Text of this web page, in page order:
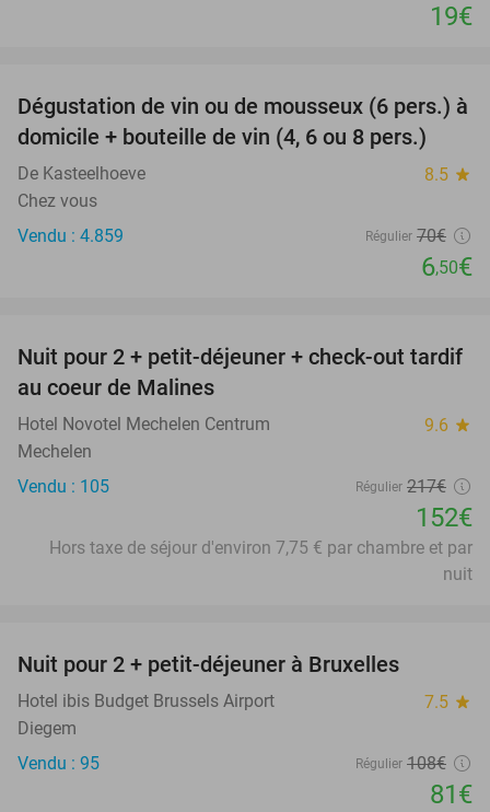
19€
91%
Dégustation de vin ou de mousseux (6 pers.) à
domicile + bouteille de vin (4, 6 ou 8 pers.)
De Kasteelhoeve 8.5 star
Chez vous
Vendu : 4.859
Régulier 70€
6,50€
30%
Nuit pour 2 + petit-déjeuner + check-out tardif
au coeur de Malines
Hotel Novotel Mechelen Centrum 9.6 star
Mechelen
Vendu : 105
Régulier 217€
152€
Hors taxe de séjour d'environ 7,75 € par chambre et par
nuit
Nuit pour 2 + petit-déjeuner à Bruxelles
Hotel ibis Budget Brussels Airport 7.5 star
Diegem
Vendu : 95
Régulier 108€
81€